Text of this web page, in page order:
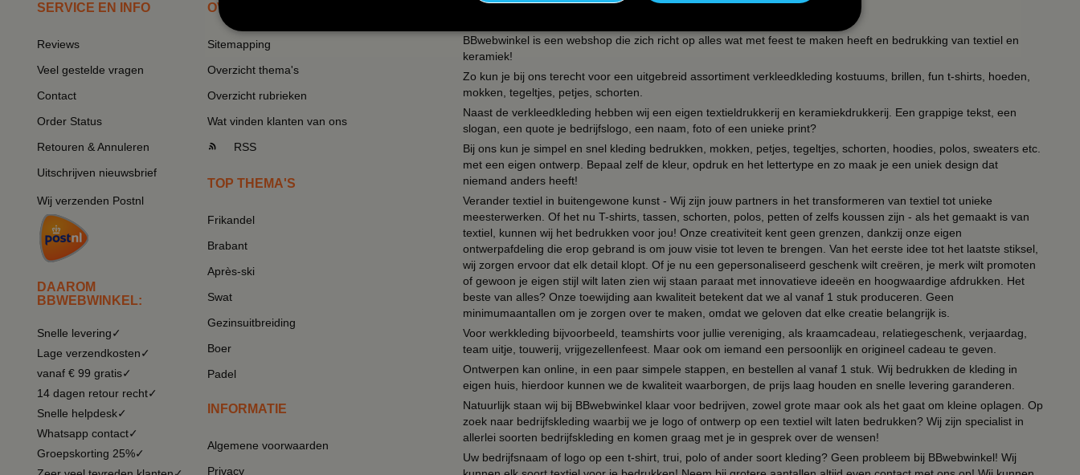
SERVICE EN INFO
Reviews
Veel gestelde vragen
Contact
Order Status
Retouren & Annuleren
Uitschrijven nieuwsbrief
Wij verzenden Postnl
DAAROM
BBWEBWINKEL:
Snelle levering✓
Lage verzendkosten✓
vanaf € 99 gratis✓
14 dagen retour recht✓
Snelle helpdesk✓
Whatsapp contact✓
Groepskorting 25%✓
OVERZICHT
Sitemapping
Overzicht thema's
Overzicht rubrieken
Wat vinden klanten van ons
RSS
TOP THEMA'S
Frikandel
Brabant
Après-ski
Swat
Gezinsuitbreiding
Boer
Padel
INFORMATIE
Algemene voorwaarden
Privacy
OVER BBWEBWINKEL.NL
BBwebwinkel is een webshop die zich richt op alles wat met feest te maken heeft en bedrukking van textiel en
keramiek!
Zo kun je bij ons terecht voor een uitgebreid assortiment verkleedkleding kostuums, brillen, fun t-shirts, hoeden,
mokken, tegeltjes, petjes, schorten.
Naast de verkleedkleding hebben wij een eigen textieldrukkerij en keramiekdrukkerij. Een grappige tekst, een
slogan, een quote je bedrijfslogo, een naam, foto of een unieke print?
Bij ons kun je simpel en snel kleding bedrukken, mokken, petjes, tegeltjes, schorten, hoodies, polos, sweaters etc.
met een eigen ontwerp. Bepaal zelf de kleur, opdruk en het lettertype en zo maak je een uniek design dat
niemand anders heeft!
Verander textiel in buitengewone kunst - Wij zijn jouw partners in het transformeren van textiel tot unieke
meesterwerken. Of het nu T-shirts, tassen, schorten, polos, petten of zelfs koussen zijn - als het gemaakt is van
textiel, kunnen wij het bedrukken voor jou! Onze creativiteit kent geen grenzen, dankzij onze eigen
ontwerpafdeling die erop gebrand is om jouw visie tot leven te brengen. Van het eerste idee tot het laatste stiksel,
wij zorgen ervoor dat elk detail klopt. Of je nu een gepersonaliseerd geschenk wilt creëren, je merk wilt promoten
of gewoon je eigen stijl wilt laten zien wij staan paraat met innovatieve ideeën en hoogwaardige afdrukken. Het
beste van alles? Onze toewijding aan kwaliteit betekent dat we al vanaf 1 stuk produceren. Geen
minimumaantallen om je zorgen over te maken, omdat we geloven dat elke creatie belangrijk is.
Voor werkkleding bijvoorbeeld, teamshirts voor jullie vereniging, als kraamcadeau, relatiegeschenk, verjaardag,
team uitje, touwerij, vrijgezellenfeest. Maar ook om iemand een persoonlijk en origineel cadeau te geven.
Ontwerpen kan online, in een paar simpele stappen, en bestellen al vanaf 1 stuk. Wij bedrukken de kleding in
eigen huis, hierdoor kunnen we de kwaliteit waarborgen, de prijs laag houden en snelle levering garanderen.
Natuurlijk staan wij bij BBwebwinkel klaar voor bedrijven, zowel grote maar ook als het gaat om kleine oplagen. Op
zoek naar bedrijfskleding waarbij we je logo of ontwerp op een textiel wilt laten bedrukken? Wij zijn specialist in
allerlei soorten bedrijfskleding en komen graag met je in gesprek over de wensen!
Uw bedrijfsnaam of logo op een t-shirt, trui, polo of ander soort kleding? Geen probleem bij BBwebwinkel! Wij